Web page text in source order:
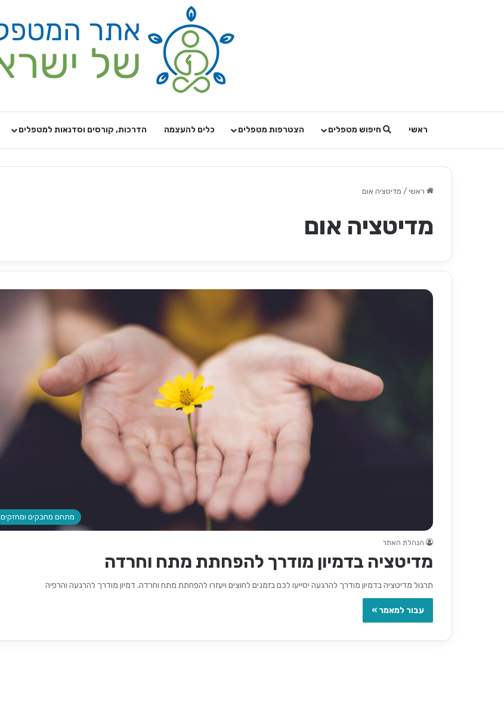
ראשי חיפוש מטפלים הצטרפות מטפלים כלים להעצמה הדרכות, קורסים וסדנאות למטפלים
ראשי / מדיטציה אום
מדיטציה אום
מתחם מחבקים ומחזקים
הנהלת האתר
מדיטציה בדמיון מודרך להפחתת מתח וחרדה
תרגול מדיטציה בדמיון מודרך להרגעה יסייעו לכם בזמנים לחוצים ויעזרו להפחתת מתח וחרדה. דמיון מודרך להרגעה והרפיה
עבור למאמר »